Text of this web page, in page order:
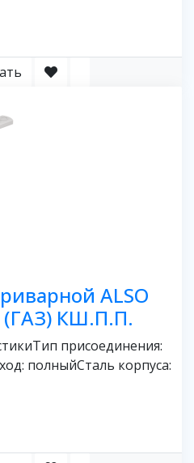
ALSO
(ГАЗ) КШ.П.П.
присоединения:
полныйСталь корпуса: